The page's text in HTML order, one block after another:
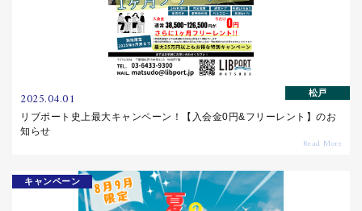
松戸
2025.04.01
リブポート史上最大キャンペーン！【入会金0円&フリーレント】のお
知らせ
キャンペーン